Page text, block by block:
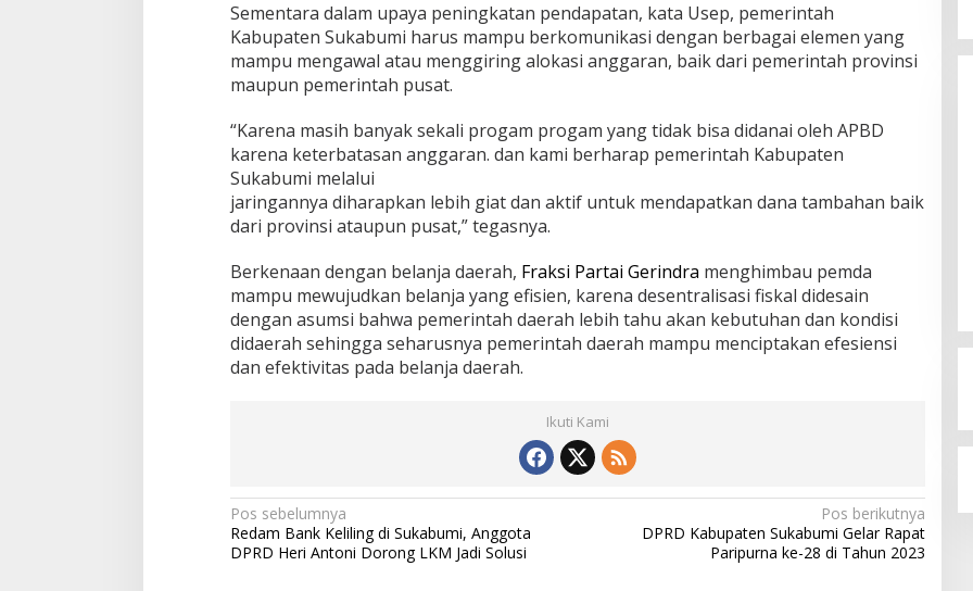
Sementara dalam upaya peningkatan pendapatan, kata Usep, pemerintah
Kabupaten Sukabumi harus mampu berkomunikasi dengan berbagai elemen yang
mampu mengawal atau menggiring alokasi anggaran, baik dari pemerintah provinsi
maupun pemerintah pusat.
“Karena masih banyak sekali progam progam yang tidak bisa didanai oleh APBD
karena keterbatasan anggaran. dan kami berharap pemerintah Kabupaten
Sukabumi melalui
jaringannya diharapkan lebih giat dan aktif untuk mendapatkan dana tambahan baik
dari provinsi ataupun pusat,” tegasnya.
Berkenaan dengan belanja daerah, Fraksi Partai Gerindra menghimbau pemda
mampu mewujudkan belanja yang efisien, karena desentralisasi fiskal didesain
dengan asumsi bahwa pemerintah daerah lebih tahu akan kebutuhan dan kondisi
didaerah sehingga seharusnya pemerintah daerah mampu menciptakan efesiensi
dan efektivitas pada belanja daerah.
Ikuti Kami
N
a
Pos sebelumnya
Redam Bank Keliling di Sukabumi, Anggota
DPRD Heri Antoni Dorong LKM Jadi Solusi
Pos berikutnya
DPRD Kabupaten Sukabumi Gelar Rapat
Paripurna ke-28 di Tahun 2023
2024
Di Politik | 27 November 2024